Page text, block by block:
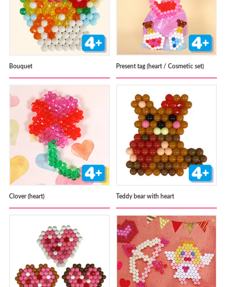
Bouquet Present tag (heart / Cosmetic set)
Clover (heart) Teddy bear with heart